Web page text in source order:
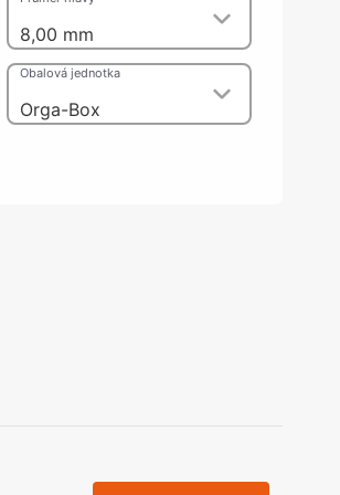
nohy a
8,00 mm
Orga-Box
Obalová jednotka